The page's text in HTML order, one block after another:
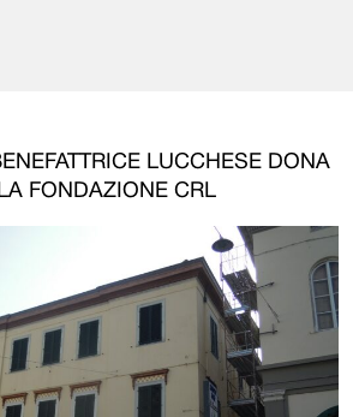
LUCCHESE DONA
FONDAZIONE CRL